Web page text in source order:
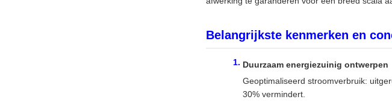
Belangrijkste kenmerken en
Duurzaam energiezuinig ontwerpen
Geoptimaliseerd stroomverbruik:
30% vermindert.